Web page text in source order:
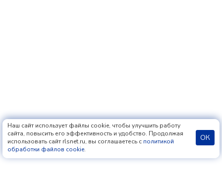
Наш сайт использует файлы cookie, чтобы улучшить работу
сайта, повысить его эффективность и удобство. Продолжая
использовать сайт rlsnet.ru, вы соглашаетесь с политикой
обработки файлов cookie.
ОК